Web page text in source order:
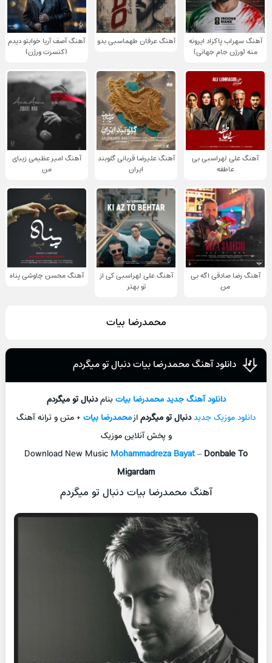
آهنگ سهراب پاکزاد ایرونه
منه (ورژن جام جهانی)
آهنگ عرفان طهماسبی بدو
آهنگ آصف آریا خوابتو دیدم
(کنسرت ورژن)
آهنگ علی لهراسبی بی
عاطفه
آهنگ علیرضا قربانی گلوبند
ایران
آهنگ امیر عظیمی زیبای
من
آهنگ رضا صادقی اگه بی
من
آهنگ علی لهراسبی کی از
تو ‌بهتر
آهنگ محسن چاوشی پناه
محمدرضا بیات
دانلود آهنگ محمدرضا بیات دنبال تو میگردم
دانلود آهنگ جديدمحمدرضا بیاتبنامدنبال تو میگردم
دانلود موزیک جديددنبال تو میگردمازمحمدرضا بیات+ متن و ترانه آهنگ
و پخش آنلاين موزيک
Download New Music Mohammadreza Bayat– Donbale To
Migardam
آهنگ محمدرضا بیات دنبال تو میگردم